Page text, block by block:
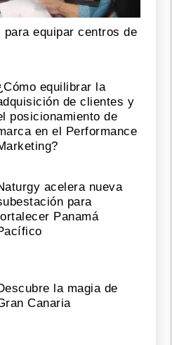
equipar centros de
equilibrar la
de clientes y
posicionamiento de
en el Performance
acelera nueva
para
Panamá
la magia de
Canaria